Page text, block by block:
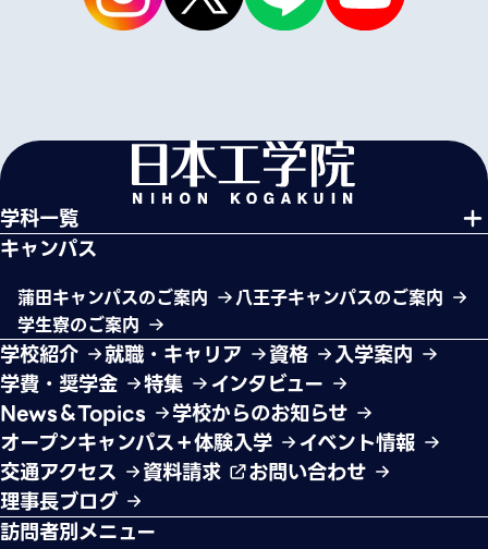
学科一覧
キャンパス
蒲田キャンパスのご案内
八王子キャンパスのご案内
学生寮のご案内
学校紹介 就職・キャリア 資格
入学案内
学費・奨学金
特集
インタビュー
News＆Topics
学校からのお知らせ
オープンキャンパス＋体験入学
イベント情報
交通アクセス
資料請求
お問い合わせ
理事長ブログ
訪問者別メニュー